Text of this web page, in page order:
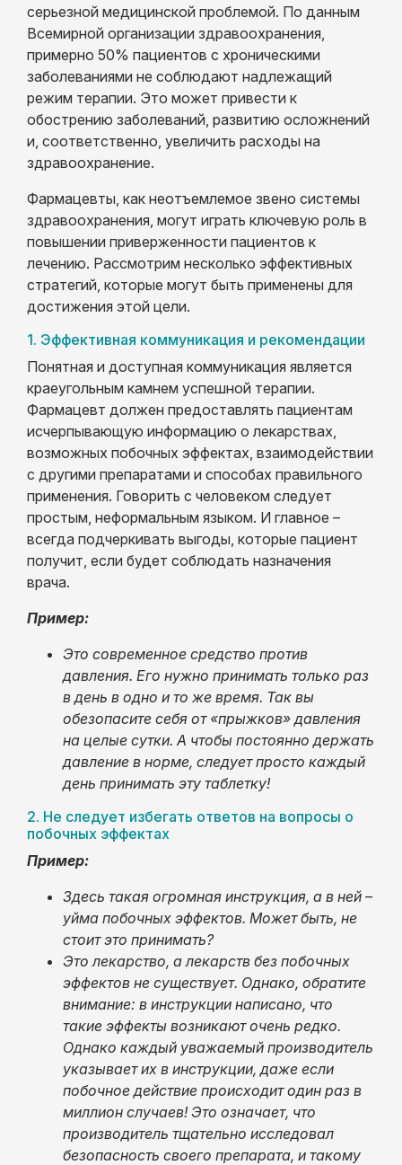
серьезной медицинской проблемой. По данным
Всемирной организации здравоохранения,
примерно 50% пациентов с хроническими
заболеваниями не соблюдают надлежащий
режим терапии. Это может привести к
обострению заболеваний, развитию осложнений
и, соответственно, увеличить расходы на
здравоохранение.
Фармацевты, как неотъемлемое звено системы
здравоохранения, могут играть ключевую роль в
повышении приверженности пациентов к
лечению. Рассмотрим несколько эффективных
стратегий, которые могут быть применены для
достижения этой цели.
1. Эффективная коммуникация и рекомендации
Понятная и доступная коммуникация является
краеугольным камнем успешной терапии.
Фармацевт должен предоставлять пациентам
исчерпывающую информацию о лекарствах,
возможных побочных эффектах, взаимодействии
с другими препаратами и способах правильного
применения. Говорить с человеком следует
простым, неформальным языком. И главное –
всегда подчеркивать выгоды, которые пациент
получит, если будет соблюдать назначения
врача.
Пример:
Это современное средство против
давления. Его нужно принимать только раз
в день в одно и то же время. Так вы
обезопасите себя от «прыжков» давления
на целые сутки. А чтобы постоянно держать
давление в норме, следует просто каждый
день принимать эту таблетку!
2. Не следует избегать ответов на вопросы о
побочных эффектах
Пример:
Здесь такая огромная инструкция, а в ней –
уйма побочных эффектов. Может быть, не
стоит это принимать?
Это лекарство, а лекарств без побочных
эффектов не существует. Однако, обратите
внимание: в инструкции написано, что
такие эффекты возникают очень редко.
Однако каждый уважаемый производитель
указывает их в инструкции, даже если
побочное действие происходит один раз в
миллион случаев! Это означает, что
производитель тщательно исследовал
безопасность своего препарата, и такому